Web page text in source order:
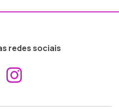
redes sociais
Aceder ao